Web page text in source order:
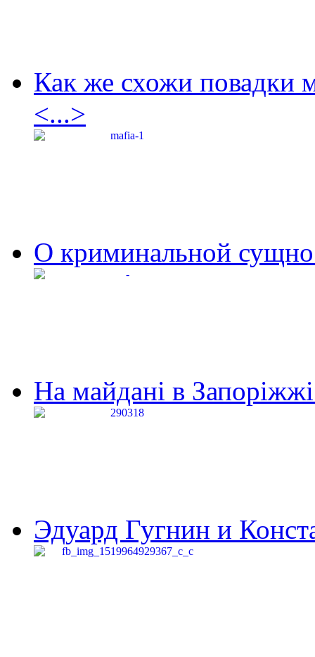
Как же схожи повадки
<...>
О криминальной
На майдані в
Эдуард Гугнин и